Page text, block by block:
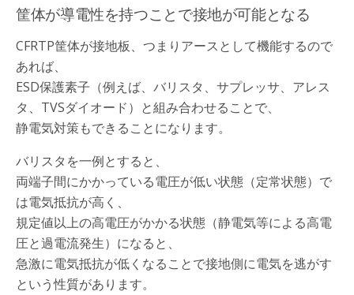
筐体が導電性を持つことで接地が可能となる
CFRTP筐体が接地板、つまりアースとして機能するので
あれば、
ESD保護素子（例えば、バリスタ、サプレッサ、アレス
タ、TVSダイオード）と組み合わせることで、
静電気対策もできることになります。
バリスタを一例とすると、
両端子間にかかっている電圧が低い状態（定常状態）で
は電気抵抗が高く、
規定値以上の高電圧がかかる状態（静電気等による高電
圧と過電流発生）になると、
急激に電気抵抗が低くなることで接地側に電気を逃がす
という性質があります。